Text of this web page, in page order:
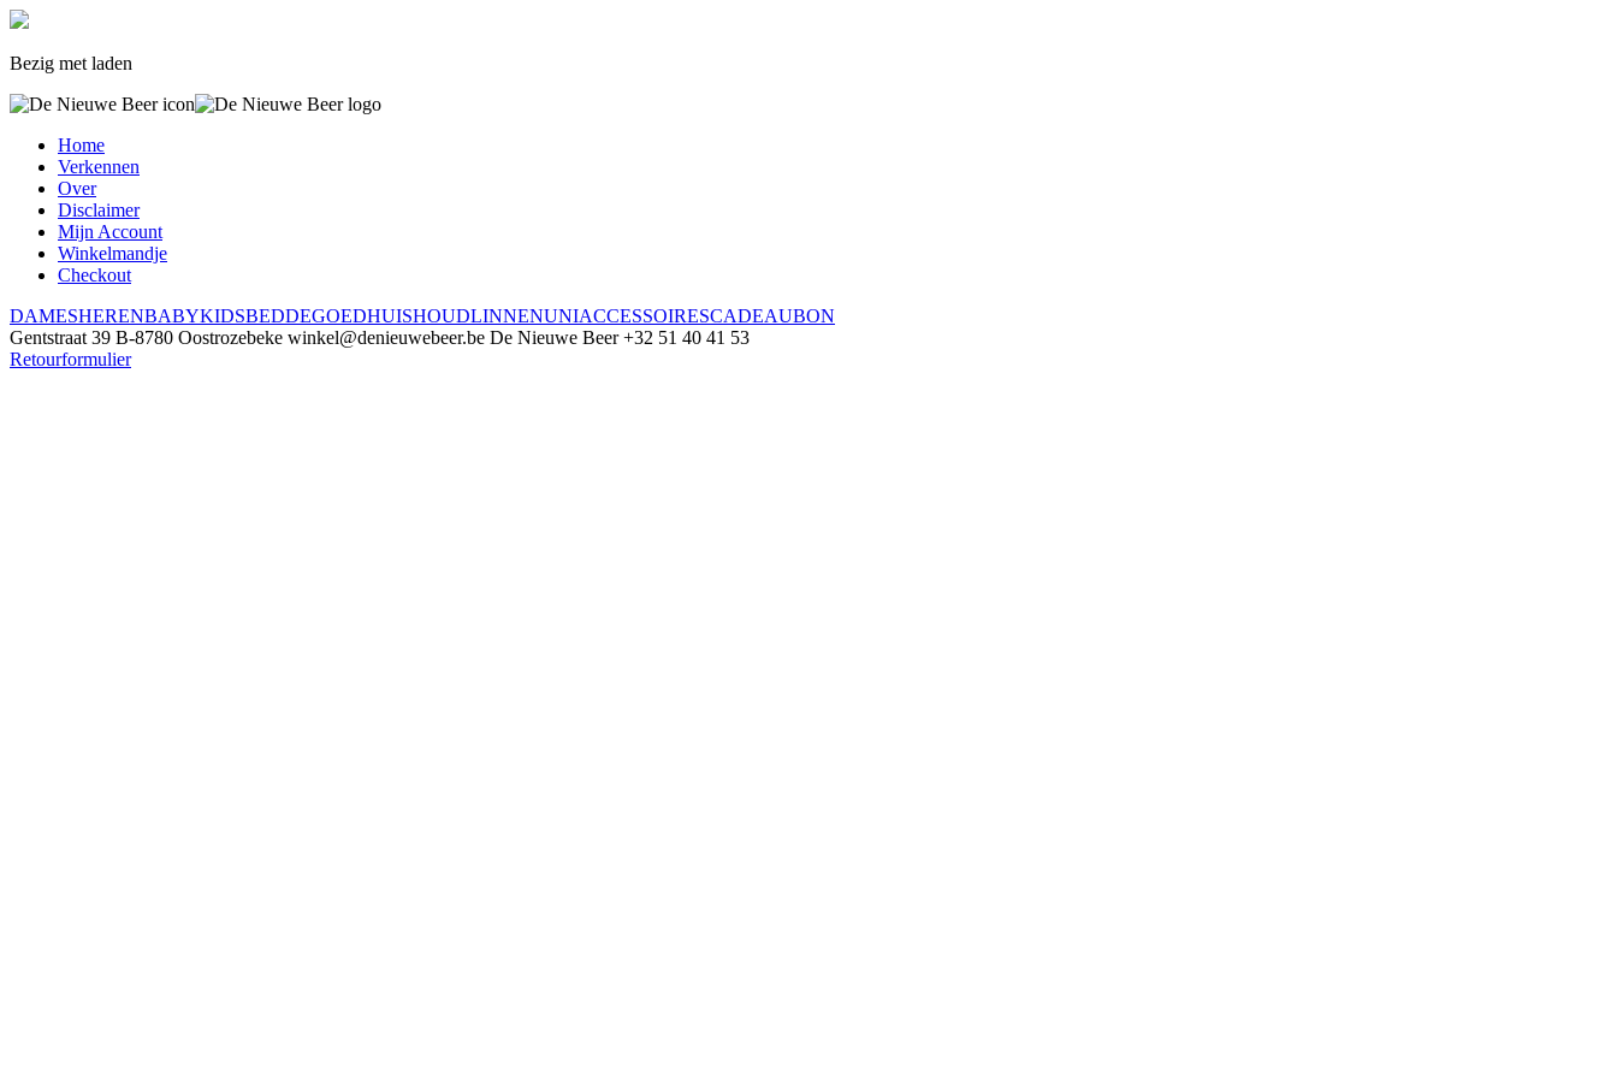
Bezig met laden
Home
Verkennen
Over
Disclaimer
Mijn Account
Winkelmandje
Checkout
DAMESHERENBABYKIDSBEDDEGOEDHUISHOUDLINNENUNIACCESSOIRESCADEAUBON
Gentstraat 39 B-8780 Oostrozebeke winkel@denieuwebeer.be De Nieuwe Beer +32 51 40 41 53
Retourformulier